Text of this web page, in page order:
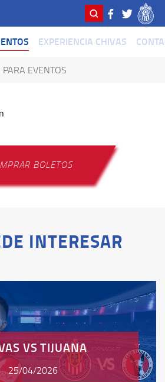
EXPERIENCIA CHIVAS
EVENTOS
BOLETOS
INTERESAR
VS TIJUANA
25/04/2026